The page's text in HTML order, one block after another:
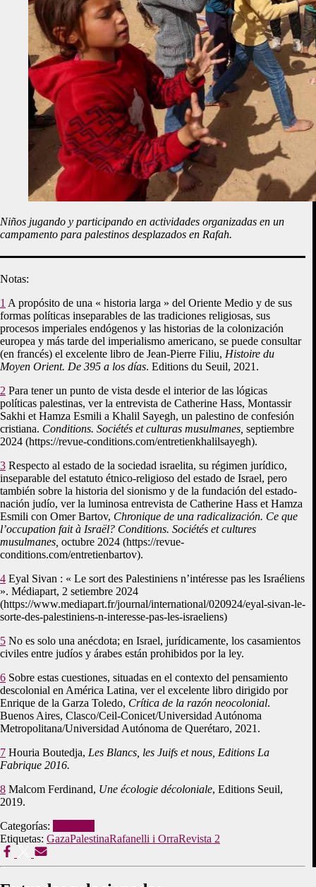
Niños jugando y participando en actividades organizadas en un
campamento para palestinos desplazados en Rafah.
Notas:
1 A propósito de una « historia larga » del Oriente Medio y de sus
formas políticas inseparables de las tradiciones religiosas, sus
procesos imperiales endógenos y las historias de la colonización
europea y más tarde del imperialismo americano, se puede consultar
(en francés) el excelente libro de Jean-Pierre Filiu, Histoire du
Moyen Orient. De 395 a los días. Editions du Seuil, 2021.
2 Para tener un punto de vista desde el interior de las lógicas
políticas palestinas, ver la entrevista de Catherine Hass, Montassir
Sakhi et Hamza Esmili a Khalil Sayegh, un palestino de confesión
cristiana. Conditions. Sociétés et culturas musulmanes, septiembre
2024 (https://revue-conditions.com/entretienkhalilsayegh).
3 Respecto al estado de la sociedad israelita, su régimen jurídico,
inseparable del estatuto étnico-religioso del estado de Israel, pero
también sobre la historia del sionismo y de la fundación del estado-
nación judío, ver la luminosa entrevista de Catherine Hass et Hamza
Esmili con Omer Bartov, Chronique de una radicalización. Ce que
l’occupation fait à Israël? Conditions. Sociétés et cultures
musulmanes, octubre 2024 (https://revue-
conditions.com/entretienbartov).
4 Eyal Sivan : « Le sort des Palestiniens n’intéresse pas les Israéliens
». Médiapart, 2 setiembre 2024
(https://www.mediapart.fr/journal/international/020924/eyal-sivan-le-
sorte-des-palestiniens-n-interesse-pas-les-israeliens)
5 No es solo una anécdota; en Israel, jurídicamente, los casamientos
civiles entre judíos y árabes están prohibidos por la ley.
6 Sobre estas cuestiones, situadas en el contexto del pensamiento
descolonial en América Latina, ver el excelente libro dirigido por
Enrique de la Garza Toledo, Crítica de la razón neocolonial.
Buenos Aires, Clasco/Ceil-Conicet/Universidad Autónoma
Metropolitana/Universidad Autónoma de Querétaro, 2021.
7 Houria Boutedja, Les Blancs, les Juifs et nous, Editions La
Fabrique 2016.
8 Malcom Ferdinand, Une écologie décoloniale, Editions Seuil,
2019.
Categorías:
Etiquetas: GazaPalestinaRafanelli i OrraRevista 2